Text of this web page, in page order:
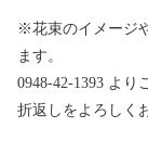
※花束のイメージ
ます。
0948-42-1393 よ
折返しをよろしく